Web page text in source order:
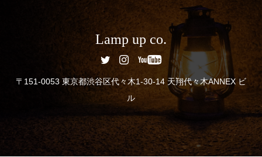
Lamp up co.
〒151-0053 東京都渋谷区代々木1-30-14 天翔代々木ANNEX ビ
ル